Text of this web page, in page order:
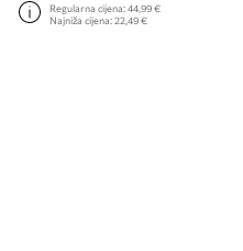
Regularna cijena:44,99 €
Najniža cijena:22,49 €